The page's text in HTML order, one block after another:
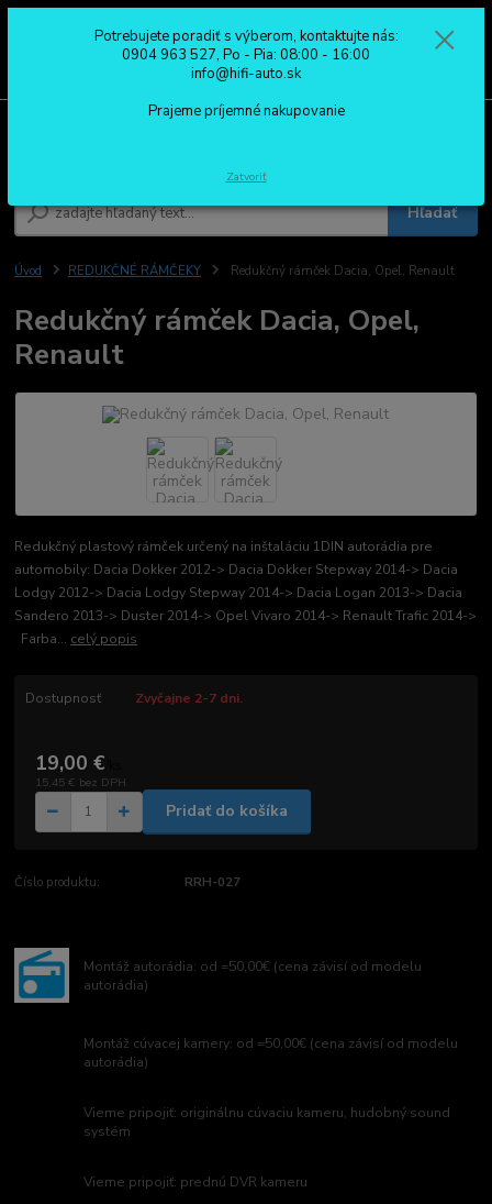
Hľadať
0904 963 527
Po - Pia: 08:00 - 16:00
Úvod REDUKČNÉ RÁMČEKY Redukčný rámček Dacia, Opel, Renault
Redukčný rámček Dacia, Opel,
Renault
Redukčný plastový rámček určený na inštaláciu 1DIN autorádia pre
automobily: Dacia Dokker 2012-> Dacia Dokker Stepway 2014-> Dacia
Lodgy 2012-> Dacia Lodgy Stepway 2014-> Dacia Logan 2013-> Dacia
Sandero 2013-> Duster 2014-> Opel Vivaro 2014-> Renault Trafic 2014->
Farba... celý popis
Dostupnosť Zvyčajne 2-7 dni.
19,00 €
15,45 € bez DPH
Pridať do košíka
Číslo produktu: RRH-027
Montáž autorádia: od =50,00€ (cena závisí od modelu
autorádia)
Montáž cúvacej kamery: od =50,00€ (cena závisí od modelu
autorádia)
Vieme pripojiť: originálnu cúvaciu kameru, hudobný sound
systém
Vieme pripojiť: prednú DVR kameru
Potrebujete poradiť s výberom, kontaktujte nás:
0904 963 527, Po - Pia: 08:00 - 16:00
info@hifi-auto.sk
Prajeme príjemné nakupovanie
Zatvoriť